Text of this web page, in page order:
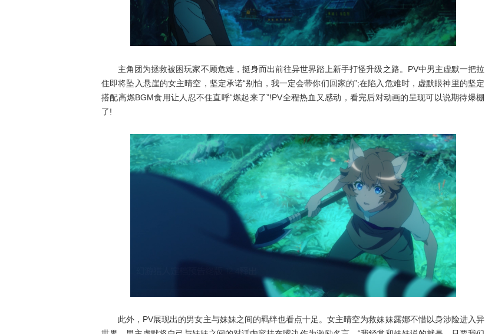
主角团为拯救被困玩家不顾危难，挺身而出前往异世界踏上新手打怪升级之路。PV中男主虚默一把拉
住即将坠入悬崖的女主晴空，坚定承诺“别怕，我一定会带你们回家的”;在陷入危难时，虚默眼神里的坚定
搭配高燃BGM食用让人忍不住直呼“燃起来了”!PV全程热血又感动，看完后对动画的呈现可以说期待爆棚
了!
此外，PV展现出的男女主与妹妹之间的羁绊也看点十足。女主晴空为救妹妹露娜不惜以身涉险进入异